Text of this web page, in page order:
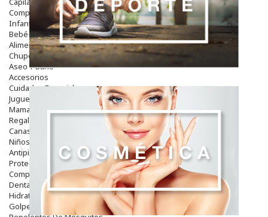
Complementos
Infantil
Bebé
Alimentación Y Complementos
Chupetes Y Mordedores
Aseo Y Baño
Accesorios
Cuidados Especiales
Juguetes
Mama
Regalos
Canastilla
Niños
Antipiojos
Protección Solar
Complementos Alimentarios
Dentales
Hidratantes
Golpes Y Hematomas